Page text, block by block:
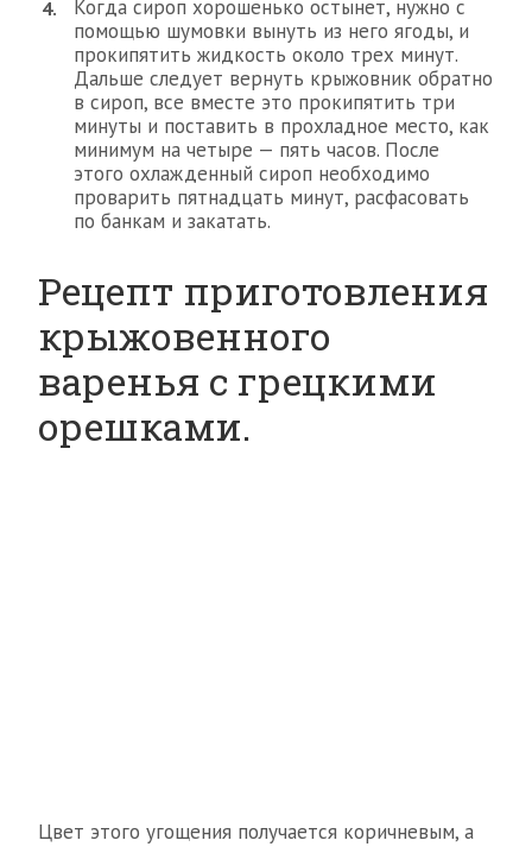
Когда сироп хорошенько остынет, нужно с
помощью шумовки вынуть из него ягоды, и
прокипятить жидкость около трех минут.
Дальше следует вернуть крыжовник обратно
в сироп, все вместе это прокипятить три
минуты и поставить в прохладное место, как
минимум на четыре — пять часов. После
этого охлажденный сироп необходимо
проварить пятнадцать минут, расфасовать
по банкам и закатать.
Рецепт приготовления
крыжовенного
варенья с грецкими
орешками.
Цвет этого угощения получается коричневым, а